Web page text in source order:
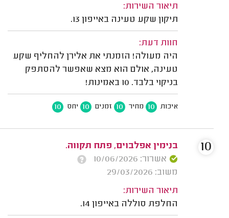
תיאור השירות:
תיקון שקע טעינה באייפון 13.
חוות דעת:
היה מעולה! הזמנתי את אלירן להחליף שקע
טעינה, אולם הוא מצא שאפשר להסתפק
בניקוי בלבד. 10 באמינות!
איכות 10 מחיר 10 זמנים 10 יחס 10
בנימין אפלבוים, פתח תקווה.
אשרור: 10/06/2026
משוב: 29/03/2026
תיאור השירות:
החלפת סוללה באייפון 14.
10